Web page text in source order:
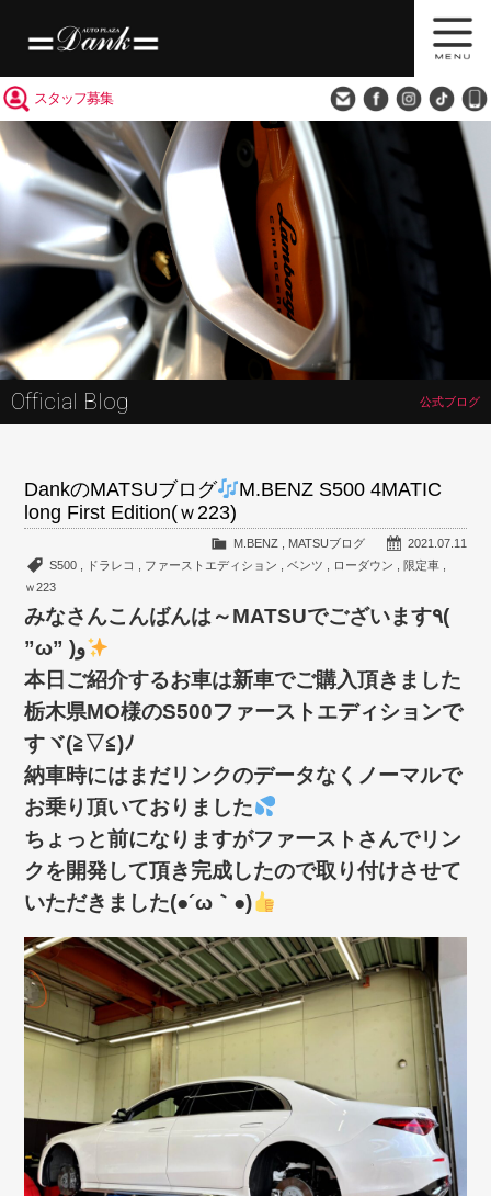
スタッフ募集
Official Blog 公式ブログ
DankのMATSUブログ
M.BENZ S500 4MATIC
long First Edition(ｗ223)
2021.07.11
M.BENZ
MATSUブログ
S500
ドラレコ ファーストエディション ,ベンツ ローダウン 限定車,
ｗ223
みなさんこんばんは～MATSUでございます٩(
”ω” )و
本日ご紹介するお車は新車でご購入頂きました
栃木県MO様のS500ファーストエディションで
すヾ(≧▽≦)ﾉ
納車時にはまだリンクのデータなくノーマルで
お乗り頂いておりました
ちょっと前になりますがファーストさんでリン
クを開発して頂き完成したので取り付けさせて
いただきました(●´ω｀●)